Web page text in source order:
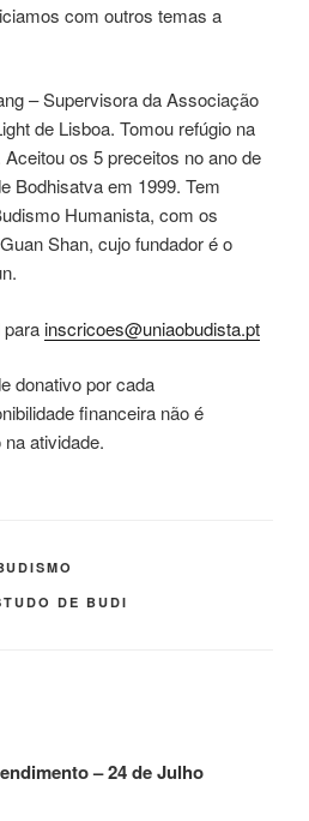
com outros temas a
– Supervisora da Associação
de Lisboa. Tomou refúgio na
os 5 preceitos no ano de
Bodhisatva em 1999. Tem
Humanista, com os
Shan, cujo fundador é o
inscricoes@uniaobudista.pt
donativo por cada
financeira não é
atividade.
DE BUDI
– 24 de Julho